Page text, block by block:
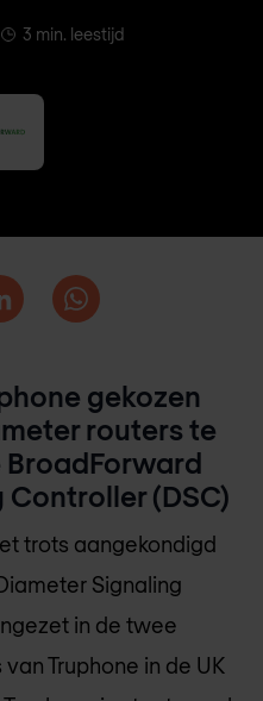
3 min. leestijd
gekozen
routers te
(DSC)
trots aangekondigd
Signaling
in de twee
Truphone in de UK